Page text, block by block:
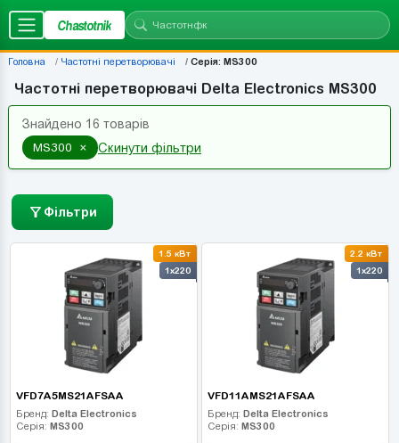
Chastotnik
Головна Частотні перетворювачі Серія: MS300
Частотні перетворювачі Delta Electronics MS300
Знайдено 16 товарів
MS300
× Скинути фільтри
Фільтри
1.5 кВт
1x220
VFD7A5MS21AFSAA
Бренд: Delta Electronics
Серія: MS300
2.2 кВт
1x220
VFD11AMS21AFSAA
Бренд: Delta Electronics
Серія: MS300